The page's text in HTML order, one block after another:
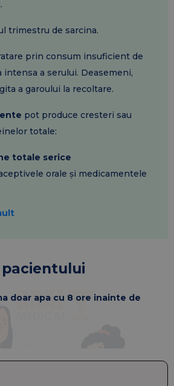
trimestru de sarcina.
prin consum insuficient de
intensa a serului. Deasemeni,
a garoului la recoltare.
pot produce cresteri sau
totale:
totale serice
orale și medicamentele
totale serice
doar apa cu 8 ore inainte de